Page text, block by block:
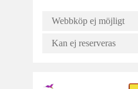
Webbköp ej möjligt
Kan ej reserveras